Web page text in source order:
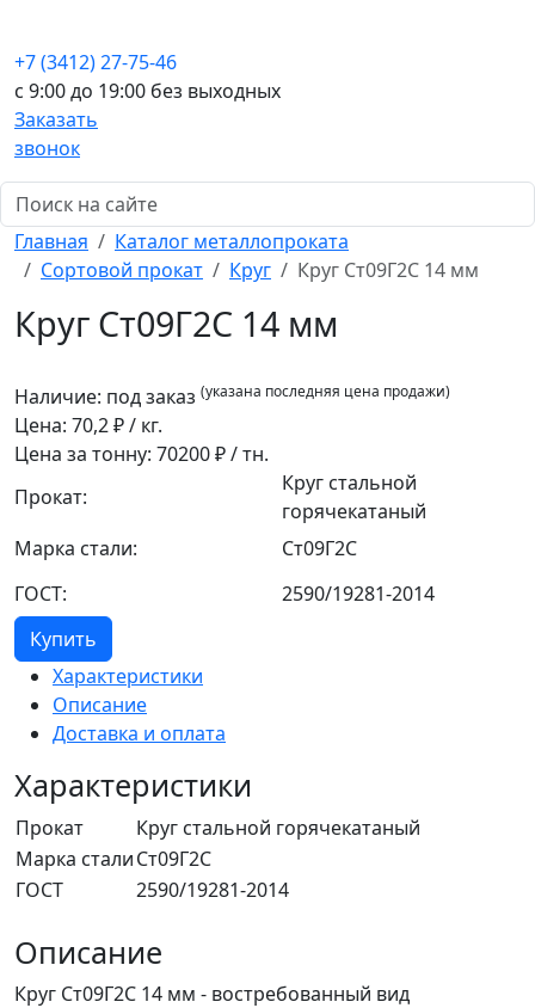
+7 (3412) 27-75-46
c 9:00 до 19:00 без выходных
Заказать
звонок
Главная
Каталог металлопроката
Сортовой прокат
Круг Круг Ст09Г2С 14 мм
Круг Ст09Г2С 14 мм
Наличие: под заказ (указана последняя цена продажи)
Цена: 70,2₽ / кг.
Цена за тонну: 70200₽ / тн.
Прокат:
Круг стальной
горячекатаный
Марка стали:
Ст09Г2С
ГОСТ:
2590/19281-2014
Купить
Характеристики
Описание
Доставка и оплата
Характеристики
Прокат
Круг стальной горячекатаный
Марка сталиСт09Г2С
ГОСТ
2590/19281-2014
Описание
Круг Ст09Г2С 14 мм - востребованный вид